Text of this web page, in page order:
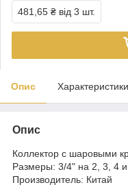
481,65 ₴ від 3 шт.
Опис Характеристики
Опис
Коллектор с шаровыми
Размеры: 3/4" на 2, 3, 4
Производитель: Китай